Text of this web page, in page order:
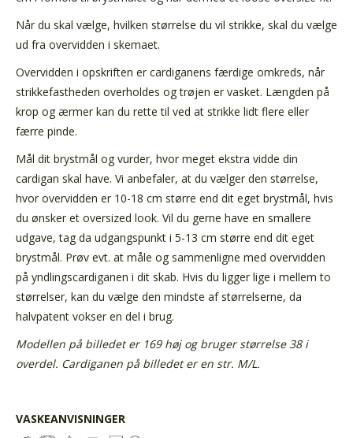
Når du skal vælge, hvilken størrelse du vil strikke, skal du vælge
ud fra overvidden i skemaet.
Overvidden i opskriften er cardiganens færdige omkreds, når
strikkefastheden overholdes og trøjen er vasket. Længden på
krop og ærmer kan du rette til ved at strikke lidt flere eller
færre pinde.
Mål dit brystmål og vurder, hvor meget ekstra vidde din
cardigan skal have. Vi anbefaler, at du vælger den størrelse,
hvor overvidden er 10-18 cm større end dit eget brystmål, hvis
du ønsker et oversized look. Vil du gerne have en smallere
udgave, tag da udgangspunkt i 5-13 cm større end dit eget
brystmål. Prøv evt. at måle og sammenligne med overvidden
på yndlingscardiganen i dit skab. Hvis du ligger lige i mellem to
størrelser, kan du vælge den mindste af størrelserne, da
halvpatent vokser en del i brug.
Modellen på billedet er 169 høj og bruger størrelse 38 i
overdel. Cardiganen på billedet er en str. M/L.
VASKEANVISNINGER